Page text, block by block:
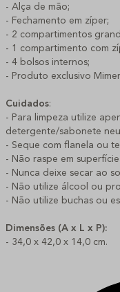
- Alça de mão;
- Fechamento em zíper;
- 2 compartimentos
- 1 compartimento com
- 4 bolsos internos;
- Produto exclusivo
Cuidados:
- Para limpeza utilize
detergente/sabonete
- Seque com flanela ou
- Não raspe em
- Nunca deixe secar ao
- Não utilize álcool ou
- Não utilize buchas ou
Dimensões (A x L x P):
- 34,0 x 42,0 x 14,0 cm.